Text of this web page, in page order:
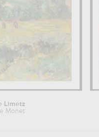
Limetz
Monet